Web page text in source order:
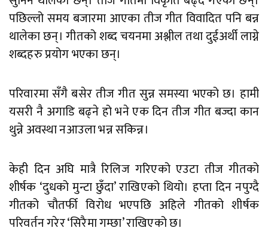
पछिल्लो समय बजारमा आएका तीज गीत विवादित पनि बन्न
थालेका छन्। गीतको शब्द चयनमा अश्लील तथा दुईअर्थी लाग्ने
शब्दहरु प्रयोग भएका छन्।
परिवारमा सँगै बसेर तीज गीत सुन्न समस्या भएको छ। हामी
यसरी नै अगाडि बढ्ने हो भने एक दिन तीज गीत बज्दा कान
थुन्ने अवस्था नआउला भन्न सकिन्न।
केही दिन अघि मात्रै रिलिज गरिएको एउटा तीज गीतको
शीर्षक ‘दुधको मुन्टा छुँदा’ राखिएको थियो। हप्ता दिन नपुग्दै
गीतको चौतर्फी विरोध भएपछि अहिले गीतको शीर्षक
परिवर्तन गरेर ‘सिरैमा गम्छा’ राखिएको छ।